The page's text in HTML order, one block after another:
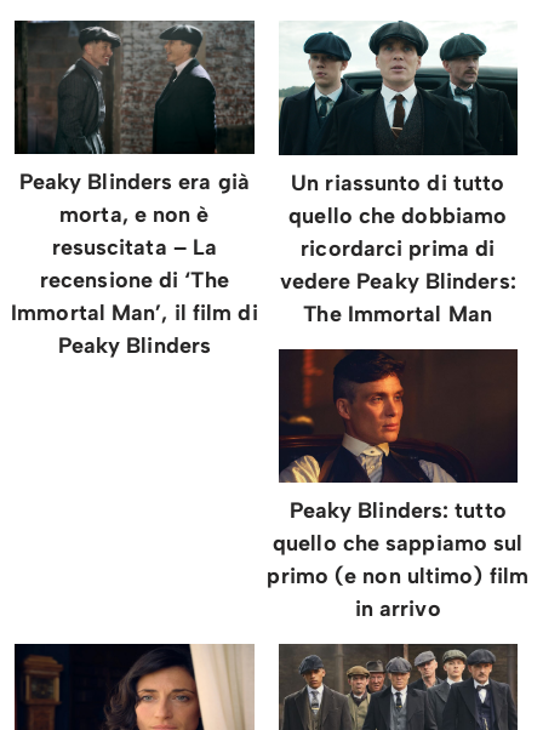
Peaky Blinders era già
morta, e non è
resuscitata – La
recensione di ‘The
Immortal Man’, il film di
Peaky Blinders
Un riassunto di tutto
quello che dobbiamo
ricordarci prima di
vedere Peaky Blinders:
The Immortal Man
Peaky Blinders: tutto
quello che sappiamo sul
primo (e non ultimo) film
in arrivo